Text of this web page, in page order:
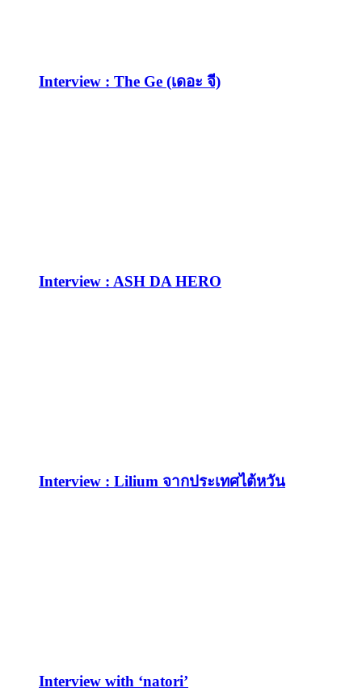
Interview : The Ge (เดอะ จี)
Interview : ASH DA HERO
Interview : Lilium จากประเทศไต้หวัน
Interview with ‘natori’